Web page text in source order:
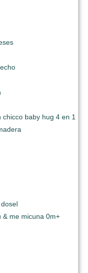
baby hug 4 en 1
& me micuna 0m+